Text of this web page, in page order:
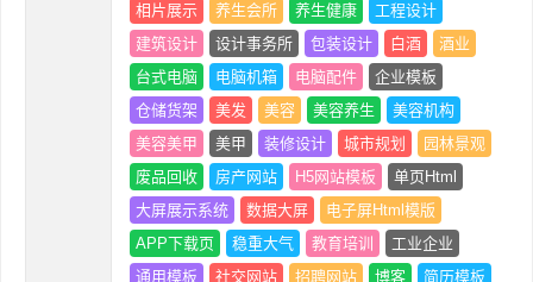
相片展示
养生会所 养生健康
工程设计
建筑设计
设计事务所 包装设计 白酒
酒业
台式电脑
电脑机箱 电脑配件
企业模板
仓储货架
美发 美容 美容养生
美容机构
美容美甲
美甲 装修设计 城市规划
园林景观
废品回收
房产网站 H5网站模板
单页Html
大屏展示系统
数据大屏
电子屏Html模版
APP下载页
稳重大气 教育培训
工业企业
通用模板
社交网站 招聘网站 博客
简历模板